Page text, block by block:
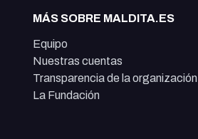
MÁS SOBRE MALDITA.ES
Equipo
Nuestras cuentas
Transparencia de la organización
La Fundación